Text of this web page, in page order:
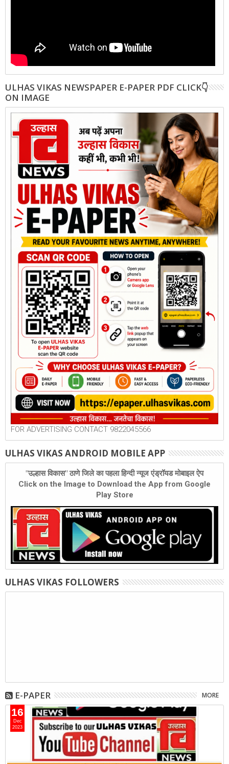
ULHAS VIKAS NEWSPAPER E-PAPER PDF CLICK👇
ON IMAGE
FOR ADVERTISING CONTACT 9822045566
ULHAS VIKAS ANDROID MOBILE APP
"उल्हास विकास" ठाणे जिले का पहला हिन्दी न्यूज एंड्रॉयड मोबाइल ऐप
Click on the Image to Download the App from Google
Play Store
ULHAS VIKAS FOLLOWERS
E-PAPER MORE
16
Dec
2023